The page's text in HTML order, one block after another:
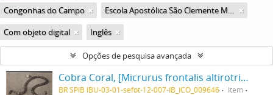
Congonhas do Campo
Escola Apostólica São Clemente Maria
Com objeto digital
Inglês
Opções de pesquisa avançada
Cobra Coral, [Micrurus frontalis altirotris], recebida da Escola Apostólica São Clemente Maria, cidade de Congonhas do Campo, Minas Gerais.
BR SPIB IBU-03-01-sefot-12-007-IB_ICO_009646
Item